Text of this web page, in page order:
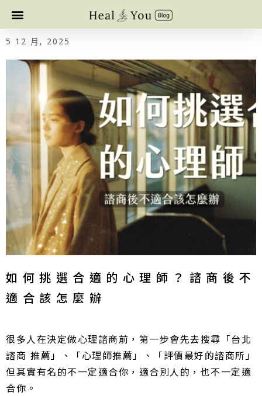
5 12 月, 2025
如何挑選合適的心理師？諮商後不
適合該怎麼辦
很多人在決定做心理諮商前，第一步會先去搜尋「台北
諮商 推薦」、「心理師推薦」、「評價最好的諮商所」
但其實有名的不一定適合你，適合別人的，也不一定適
合你。